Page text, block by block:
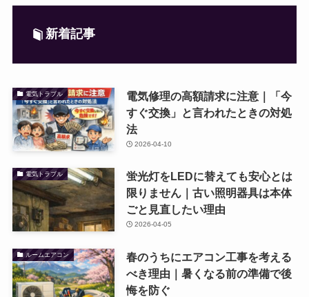
新着記事
電気トラブル
電気修理の高額請求に注意｜「今
すぐ交換」と言われたときの対処
法
2026-04-10
電気トラブル
蛍光灯をLEDに替えても安心とは
限りません｜古い照明器具は本体
ごと見直したい理由
2026-04-05
ルームエアコン
春のうちにエアコン工事を考える
べき理由｜暑くなる前の準備で後
悔を防ぐ